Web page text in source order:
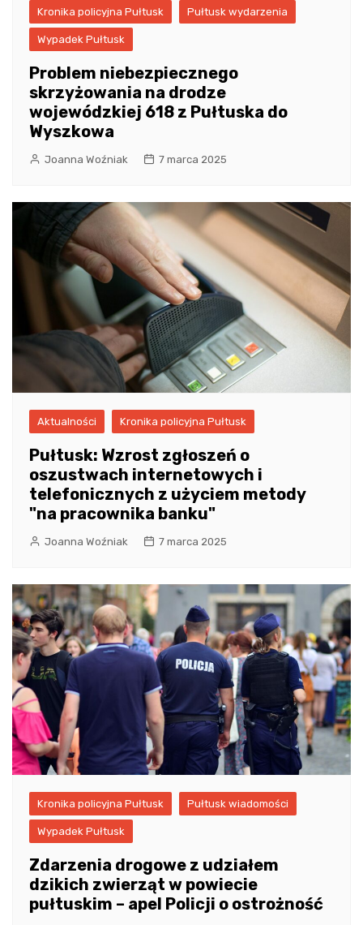
Kronika policyjna Pułtusk Pułtusk wydarzenia
Wypadek Pułtusk
Problem niebezpiecznego
skrzyżowania na drodze
wojewódzkiej 618 z Pułtuska do
Wyszkowa
Joanna Woźniak 7 marca 2025
Aktualności Kronika policyjna Pułtusk
Pułtusk: Wzrost zgłoszeń o
oszustwach internetowych i
telefonicznych z użyciem metody
"na pracownika banku"
Joanna Woźniak 7 marca 2025
Kronika policyjna Pułtusk Pułtusk wiadomości
Wypadek Pułtusk
Zdarzenia drogowe z udziałem
dzikich zwierząt w powiecie
pułtuskim – apel Policji o ostrożność